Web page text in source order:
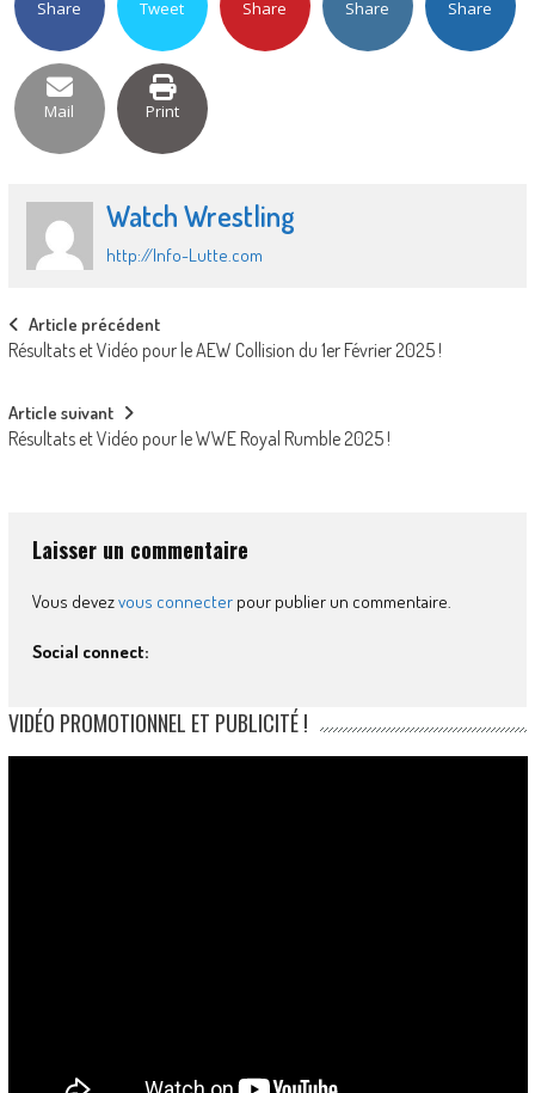
Share Tweet Share Share Share
Mail Print
Watch Wrestling
http://Info-Lutte.com
Post
navigation
Article précédent
Résultats et Vidéo pour le AEW Collision du 1er Février 2025 !
Article suivant
Résultats et Vidéo pour le WWE Royal Rumble 2025 !
Laisser un commentaire
Vous devezvous connecterpour publier un commentaire.
Social connect:
VIDÉO PROMOTIONNEL ET PUBLICITÉ !